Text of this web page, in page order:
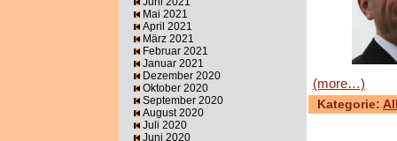
Mai 2021
April 2021
März 2021
Februar 2021
Januar 2021
Dezember 2020
Oktober 2020
September 2020
August 2020
Juli 2020
Juni 2020
(more…)
Kategorie: